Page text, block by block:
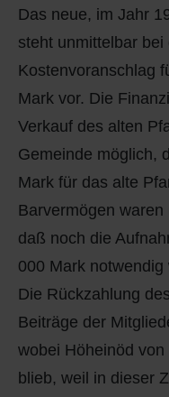
Das neue, im Jahr
steht unmittelbar
Kostenvoranschlag
Mark vor. Die
Verkauf des alten
Gemeinde möglich,
Mark für das alte
Barvermögen
daß noch die
000 Mark notwendig
Die Rückzahlung
Beiträge der
wobei Höheinöd
blieb, weil in dieser